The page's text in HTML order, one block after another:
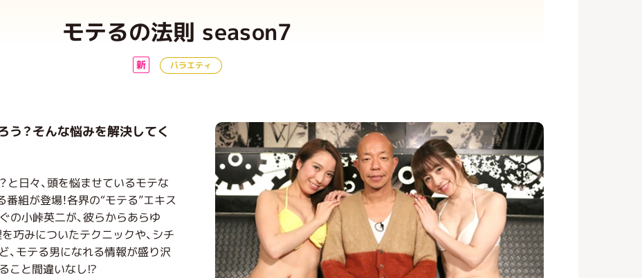
モテるの法則 season7
新 バラエティ
う？そんな悩みを解決してく
日々、頭を悩ませているモテな
組が登場！各界の“モテる”エキス
の小峠英二が、彼らからあらゆ
巧みについたテクニックや、シチ
、モテる男になれる情報が盛り沢
こと間違いなし!?